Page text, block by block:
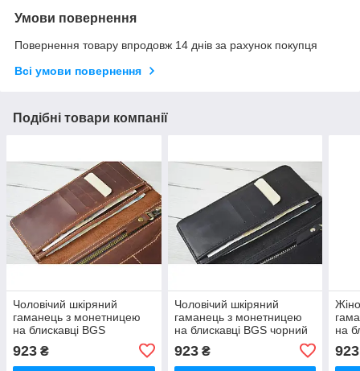
Умови повернення
Повернення товару впродовж 14 днів за рахунок покупця
Всі умови повернення
Подібні товари компанії
Чоловічий шкіряний
гаманець з монетницею
на блискавці BGS
923 ₴
Чоловічий шкіряний
гаманець з монетницею
на блискавці BGS чорний
923₴
на
923